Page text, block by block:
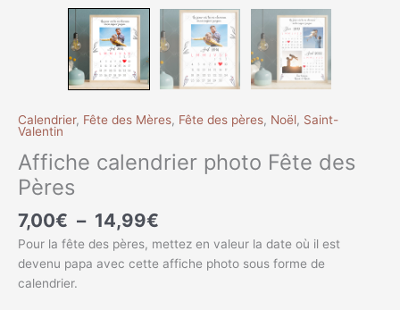
Calendrier, Fête des Mères, Fête des pères, Noël, Saint-
Valentin
Affiche calendrier photo Fête des
Pères
7,00€ – 14,99€
Pour la fête des pères, mettez en valeur la date où il est
devenu papa avec cette affiche photo sous forme de
calendrier.